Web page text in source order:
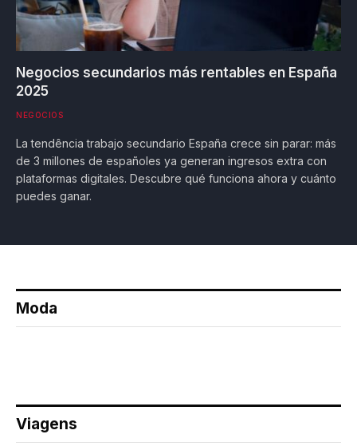
Negocios secundarios más rentables en España
2025
NEGOCIOS
La tendência trabajo secundario España crece sin parar: más
de 3 millones de españoles ya generan ingresos extra con
plataformas digitales. Descubre qué funciona ahora y cuánto
puedes ganar.
Moda
Viagens